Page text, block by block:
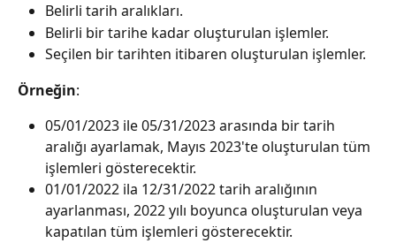
Belirli tarih aralıkları.
Belirli bir tarihe kadar oluşturulan işlemler.
Seçilen bir tarihten itibaren oluşturulan işlemler.
Örneğin:
05/01/2023 ile 05/31/2023 arasında bir tarih
aralığı ayarlamak, Mayıs 2023'te oluşturulan tüm
işlemleri gösterecektir.
01/01/2022 ila 12/31/2022 tarih aralığının
ayarlanması, 2022 yılı boyunca oluşturulan veya
kapatılan tüm işlemleri gösterecektir.